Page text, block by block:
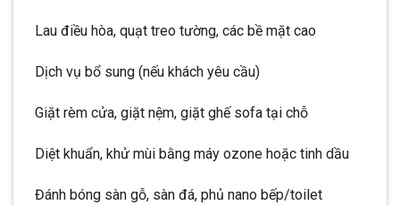
Lau điều hòa, quạt treo tường, các bề mặt cao
Dịch vụ bổ sung (nếu khách yêu cầu)
Giặt rèm cửa, giặt nệm, giặt ghế sofa tại chỗ
Diệt khuẩn, khử mùi bằng máy ozone hoặc tinh dầu
Đánh bóng sàn gỗ, sàn đá, phủ nano bếp/toilet